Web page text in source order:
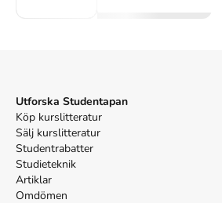
Utforska Studentapan
Köp kurslitteratur
Sälj kurslitteratur
Studentrabatter
Studieteknik
Artiklar
Omdömen